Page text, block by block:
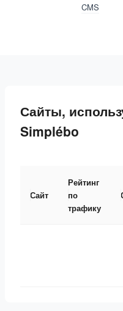
CMS
Сайты,
Simplébo
Сайт
Рейтинг
по
трафику